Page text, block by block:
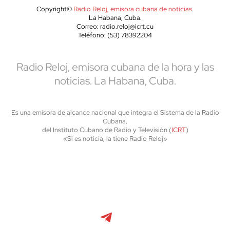
Copyright© Radio Reloj, emisora cubana de noticias.
La Habana, Cuba.
Correo: radio.reloj@icrt.cu
Teléfono: (53) 78392204
Radio Reloj, emisora cubana de la hora y las
noticias. La Habana, Cuba.
Es una emisora de alcance nacional que integra el Sistema de la Radio
Cubana,
del Instituto Cubano de Radio y Televisión (ICRT)
«Si es noticia, la tiene Radio Reloj»